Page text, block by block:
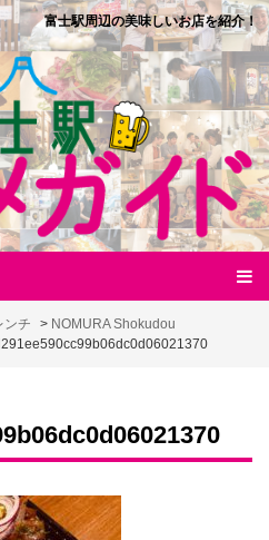
富士駅周辺の美味しいお店を紹介！
ンチ > NOMURA Shokudou